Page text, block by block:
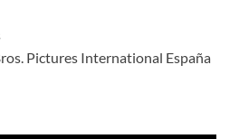
Pictures International España